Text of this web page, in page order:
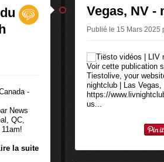
News
QC,
la suite
Vegas, NV -
Publié le 15 Mars 2025
Voir cette publication
Tiestolive, your
nightclub | Las
https://
us...